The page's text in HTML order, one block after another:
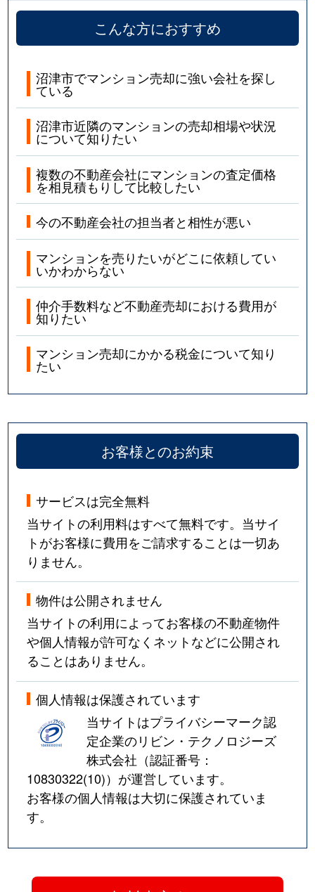
こんな方におすすめ
沼津市でマンション売却に強い会社を探し
ている
沼津市近隣のマンションの売却相場や状況
について知りたい
複数の不動産会社にマンションの査定価格
を相見積もりして比較したい
今の不動産会社の担当者と相性が悪い
マンションを売りたいがどこに依頼してい
いかわからない
仲介手数料など不動産売却における費用が
知りたい
マンション売却にかかる税金について知り
たい
お客様とのお約束
サービスは完全無料
当サイトの利用料はすべて無料です。当サイ
トがお客様に費用をご請求することは一切あ
りません。
物件は公開されません
当サイトの利用によってお客様の不動産物件
や個人情報が許可なくネットなどに公開され
ることはありません。
個人情報は保護されています
当サイトはプライバシーマーク認
定企業のリビン・テクノロジーズ
株式会社（認証番号：
10830322(10)）が運営しています。
お客様の個人情報は大切に保護されていま
す。